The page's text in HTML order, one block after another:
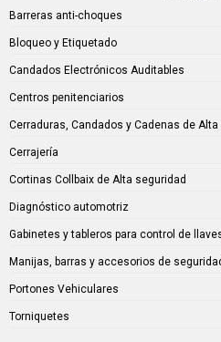
Barreras anti-choques
Bloqueo y Etiquetado
Candados Electrónicos Auditables
Centros penitenciarios
Cerraduras, Candados y Cadenas de Alta
Cerrajería
Cortinas Collbaix de Alta seguridad
Diagnóstico automotriz
Gabinetes y tableros para control de
Manijas, barras y accesorios de
Portones Vehiculares
Torniquetes